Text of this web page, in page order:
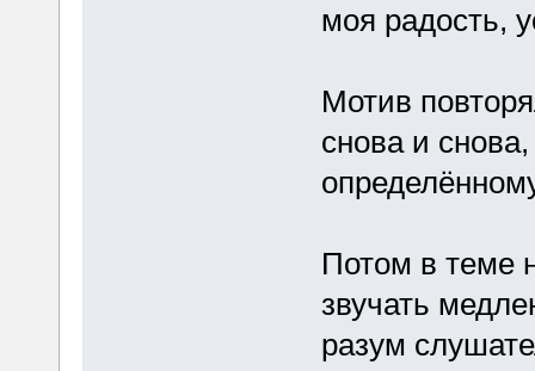
моя радость,
Мотив
снова и
Потом в теме
звучать
разум